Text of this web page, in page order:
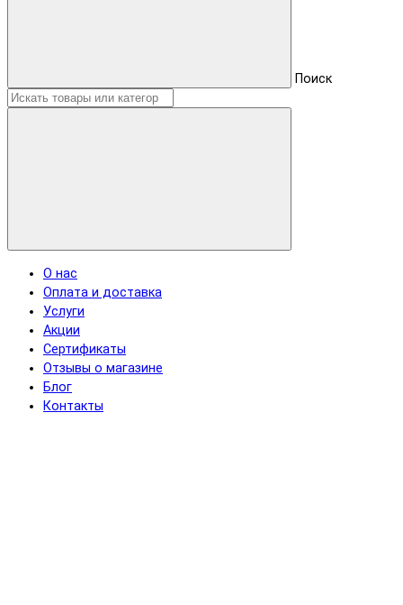
Поиск
О нас
Оплата и доставка
Услуги
Акции
Сертификаты
Отзывы о магазине
Блог
Контакты